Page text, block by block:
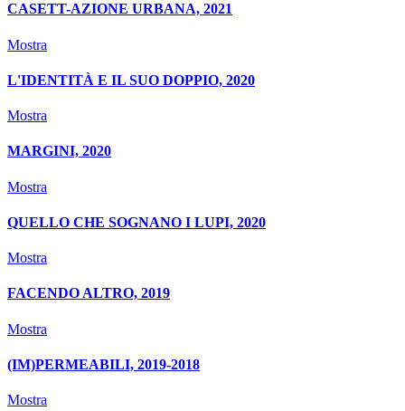
CASETT-AZIONE URBANA, 2021
Mostra
L'IDENTITÀ E IL SUO DOPPIO, 2020
Mostra
MARGINI, 2020
Mostra
QUELLO CHE SOGNANO I LUPI, 2020
Mostra
FACENDO ALTRO, 2019
Mostra
(IM)PERMEABILI, 2019-2018
Mostra